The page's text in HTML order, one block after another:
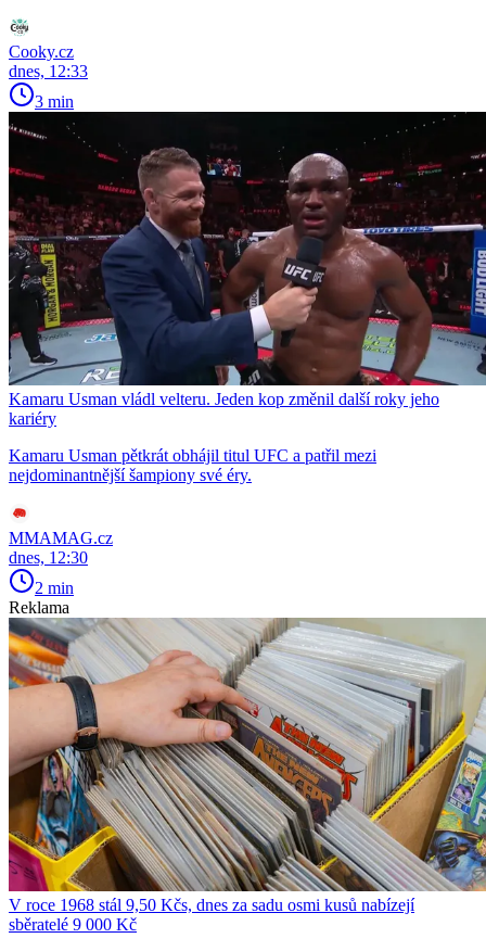
Cooky.cz
dnes, 12:33
3 min
Kamaru Usman vládl velteru. Jeden kop změnil další roky jeho
kariéry
Kamaru Usman pětkrát obhájil titul UFC a patřil mezi
nejdominantnější šampiony své éry.
MMAMAG.cz
dnes, 12:30
2 min
Reklama
V roce 1968 stál 9,50 Kčs, dnes za sadu osmi kusů nabízejí
sběratelé 9 000 Kč